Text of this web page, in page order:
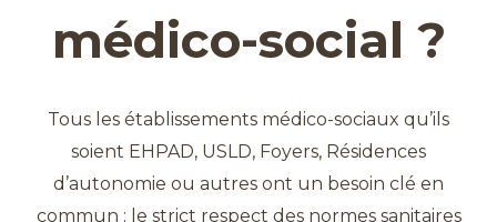
médico-social ?
Tous les établissements médico-sociaux qu’ils
soient EHPAD, USLD, Foyers, Résidences
d’autonomie ou autres ont un besoin clé en
commun : le strict respect des normes sanitaires